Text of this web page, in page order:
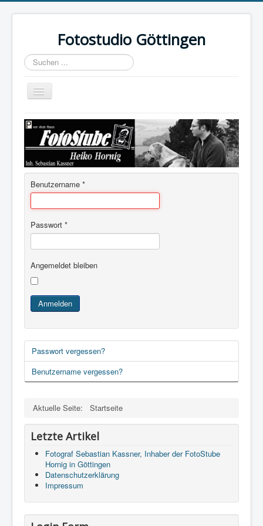
Fotostudio Göttingen
Suchen
...
Navigation
an/aus
Startseite
Fotogalerie
Impressum
Datenschutzerklärung
Benutzername *
Passwort *
Angemeldet bleiben
Anmelden
Passwort vergessen?
Benutzername vergessen?
Aktuelle Seite: Startseite
Letzte Artikel
Fotograf Sebastian Kassner, Inhaber der FotoStube
Hornig in Göttingen
Datenschutzerklärung
Impressum